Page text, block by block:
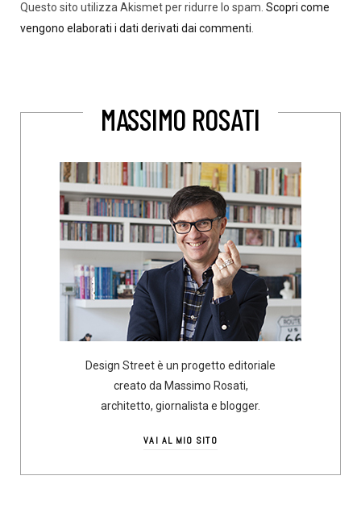
Questo sito utilizza Akismet per ridurre lo spam. Scopri come
vengono elaborati i dati derivati dai commenti.
MASSIMO ROSATI
Design Street è un progetto editoriale
creato da Massimo Rosati,
architetto, giornalista e blogger.
VAI AL MIO SITO